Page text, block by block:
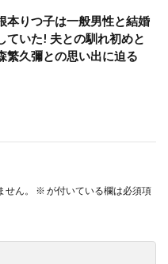
本りつ子は一般男性と結婚
ていた! 夫との馴れ初めと
繁久彌との思い出に迫る
ん。 ※ が付いている欄は必須項